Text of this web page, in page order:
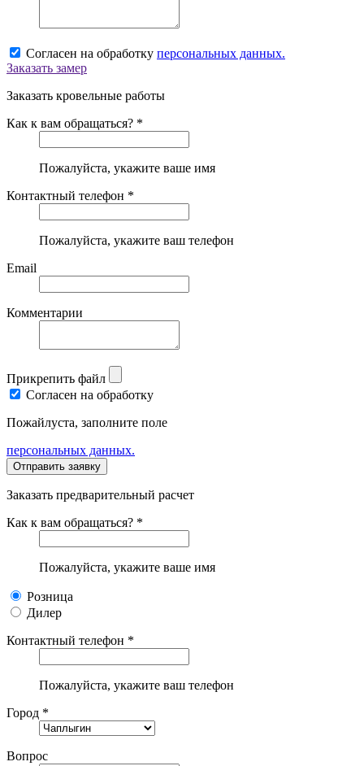
Согласен на обработку персональных данных.
Заказать замер
Заказать кровельные работы
Как к вам обращаться? *
Пожалуйста, укажите ваше имя
Контактный телефон *
Пожалуйста, укажите ваш телефон
Email
Комментарии
Прикрепить файл
Согласен на обработку
Пожайлуста, заполните поле
персональных данных.
Заказать предварительный расчет
Как к вам обращаться? *
Пожалуйста, укажите ваше имя
Розница
Дилер
Контактный телефон *
Пожалуйста, укажите ваш телефон
Город *
Вопрос